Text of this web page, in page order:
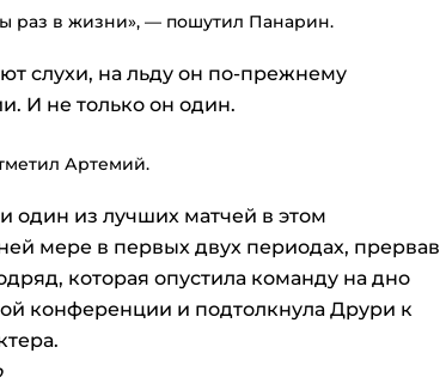
раз в жизни», — пошутил Панарин.
слухи, на льду он по-прежнему
И не только он один.
Артемий.
один из лучших матчей в этом
мере в первых двух периодах, прервав
которая опустила команду на дно
конференции и подтолкнула Друри к